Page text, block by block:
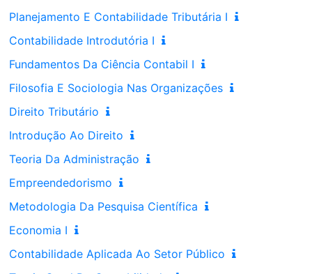
Planejamento E Contabilidade Tributária I
Contabilidade Introdutória I
Fundamentos Da Ciência Contabil I
Filosofia E Sociologia Nas Organizações
Direito Tributário
Introdução Ao Direito
Teoria Da Administração
Empreendedorismo
Metodologia Da Pesquisa Científica
Economia I
Contabilidade Aplicada Ao Setor Público